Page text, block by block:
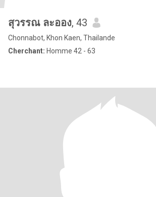
สุวรรณ ละออง, 43
Chonnabot, Khon Kaen, Thailande
Cherchant: Homme 42 - 63